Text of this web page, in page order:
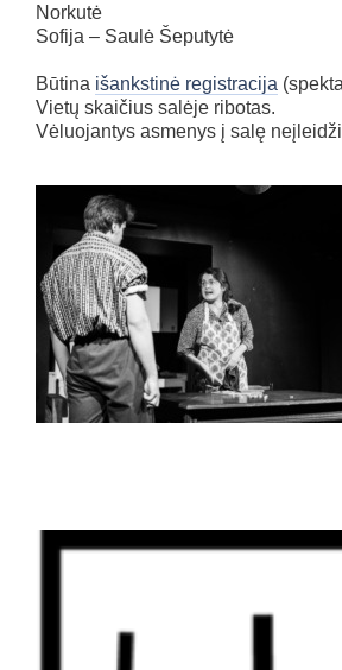
Norkutė
Sofija – Saulė Šeputytė
Būtina išankstinė registracija
Vietų skaičius salėje ribotas.
Vėluojantys asmenys į salę